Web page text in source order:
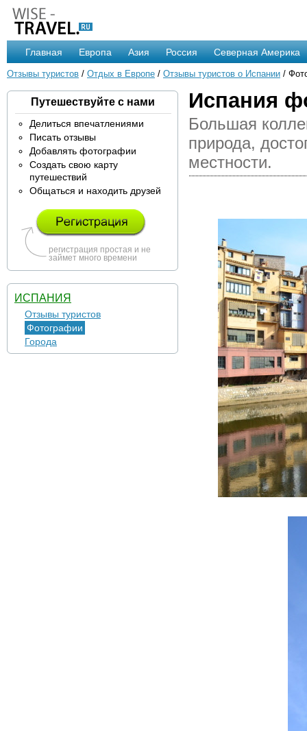
Главная Европа Азия Россия Северная Америка
Отзывы туристов / Отдых в Европе / Отзывы туристов о Испании /
Путешествуйте с нами
Делиться впечатлениями
Писать отзывы
Добавлять фотографии
Создать свою карту
путешествий
Общаться и находить друзей
регистрация простая и не
займет много времени
ИСПАНИЯ
Отзывы туристов
Фотографии
Города
Испания
Большая
природа,
местности.